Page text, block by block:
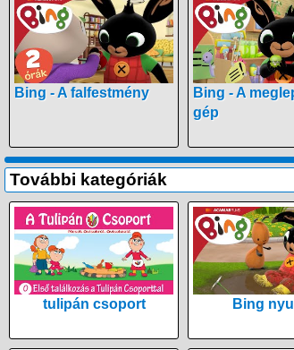
Bing - A falfestmény
Bing - A
gép
További kategóriák
tulipán csoport Bing